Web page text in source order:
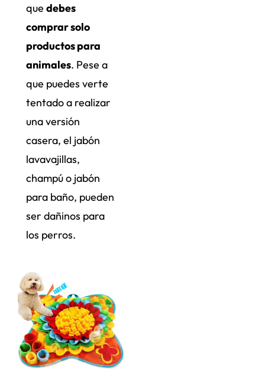
quedebes
comprar solo
productos para
animales. Pese a
que puedes verte
tentado a realizar
una versión
casera, el jabón
lavavajillas,
champú o jabón
para baño, pueden
ser dañinos para
los perros.